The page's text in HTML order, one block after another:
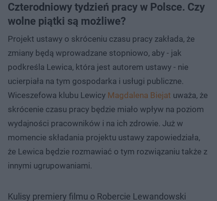
Czterodniowy tydzień pracy w Polsce. Czy
wolne piątki są możliwe?
Projekt ustawy o skróceniu czasu pracy zakłada, że
zmiany będą wprowadzane stopniowo, aby - jak
podkreśla Lewica, która jest autorem ustawy - nie
ucierpiała na tym gospodarka i usługi publiczne.
Wiceszefowa klubu Lewicy Magdalena Biejat uważa, że
skrócenie czasu pracy będzie miało wpływ na poziom
wydajności pracowników i na ich zdrowie. Już w
momencie składania projektu ustawy zapowiedziała,
że Lewica będzie rozmawiać o tym rozwiązaniu także z
innymi ugrupowaniami.
Kulisy premiery filmu o Robercie Lewandowski